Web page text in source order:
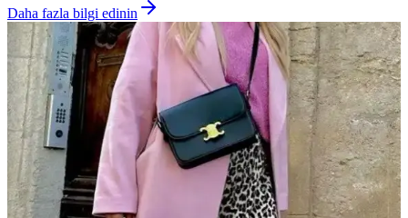
Daha fazla bilgi edinin